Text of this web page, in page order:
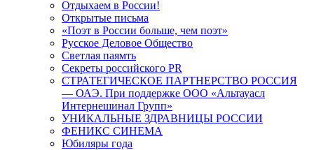
Отдыхаем в России!
Открытые письма
«Поэт в России больше, чем поэт»
Русское Деловое Общество
Светлая паямть
Секреты российского PR
СТРАТЕГИЧЕСКОЕ ПАРТНЕРСТВО РОССИЯ
— ОАЭ. При поддержке ООО «Альтауасл
Интернешинал Групп»
УНИКАЛЬНЫЕ ЗДРАВНИЦЫ РОССИИ
ФЕНИКС СИНЕМА
Юбиляры года